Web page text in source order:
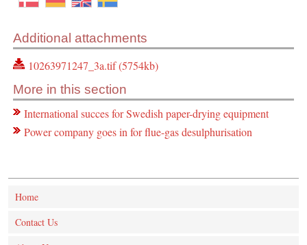
Additional attachments
10263971247_3a.tif (5754kb)
More in this section
International succes for Swedish paper-drying equipment
Power company goes in for flue-gas desulphurisation
Home
Contact Us